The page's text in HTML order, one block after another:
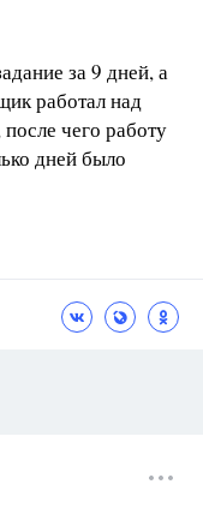
за 9 дней, а
работал над
чего работу
дней было